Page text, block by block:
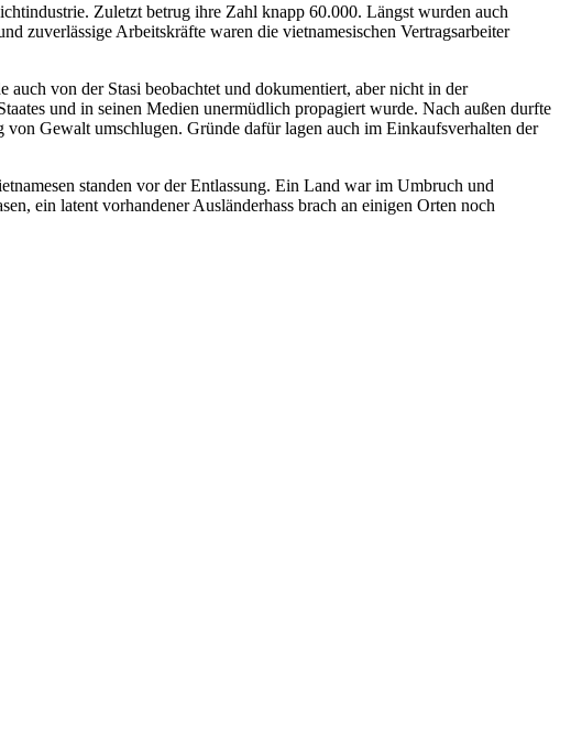
Zuletzt betrug ihre Zahl knapp 60.000. Längst wurden auch
zuverlässige Arbeitskräfte waren die vietnamesischen Vertragsarbeiter
von der Stasi beobachtet und dokumentiert, aber nicht in der
und in seinen Medien unermüdlich propagiert wurde. Nach außen durfte
Gewalt umschlugen. Gründe dafür lagen auch im Einkaufsverhalten der
standen vor der Entlassung. Ein Land war im Umbruch und
ein latent vorhandener Ausländerhass brach an einigen Orten noch